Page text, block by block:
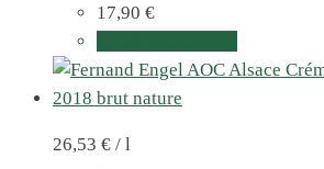
17,90 €
26,53 € / l